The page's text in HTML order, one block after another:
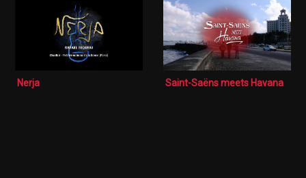
Nerja Saint-Saëns meets Havana